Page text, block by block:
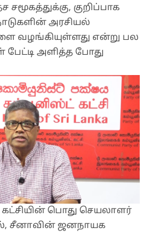
குறிப்பாக
அரசியல்
வழங்கியுள்ளது என்று பல
பேட்டி அளித்த போது
பொது செயலாளர்
சீனாவின் ஜனநாயக